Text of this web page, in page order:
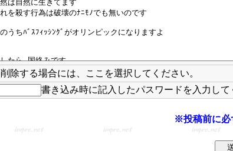
削除する場合には、ここを選択してください。
書き込み時に記入したパスワードを入力して
※投稿前に必